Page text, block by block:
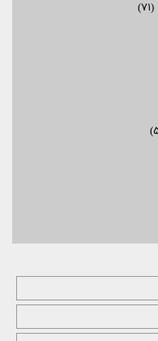
(۷۱)